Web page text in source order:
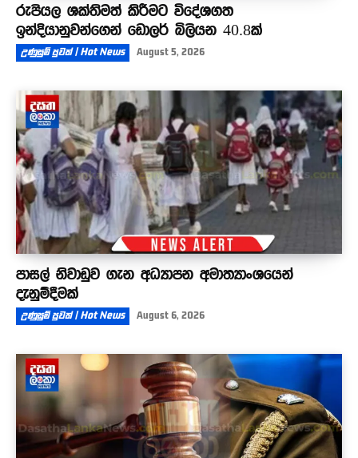
රුපියල ශක්තිමත් කිරීමට විදේශගත
ඉන්දියානුවන්ගෙන් ඩොලර් බිලියන 40.8ක්
උණුසුම් පුවත් | Hot News August 5, 2026
පාසල් නිවාඩුව ගැන අධ්‍යාපන අමාත්‍යාංශයෙන්
දැනුම්දීමක්
උණුසුම් පුවත් | Hot News August 6, 2026